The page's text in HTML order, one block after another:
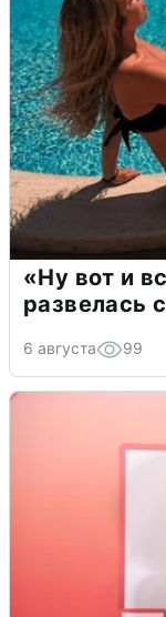
«Ну вот и
развелась
6 августа 99